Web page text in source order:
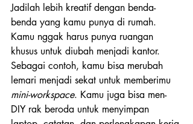
Jadilah lebih kreatif dengan benda-
benda yang kamu punya di rumah.
Kamu nggak harus punya ruangan
khusus untuk diubah menjadi kantor.
Sebagai contoh, kamu bisa merubah
lemari menjadi sekat untuk memberimu
mini-workspace. Kamu juga bisa men-
DIY rak beroda untuk menyimpan